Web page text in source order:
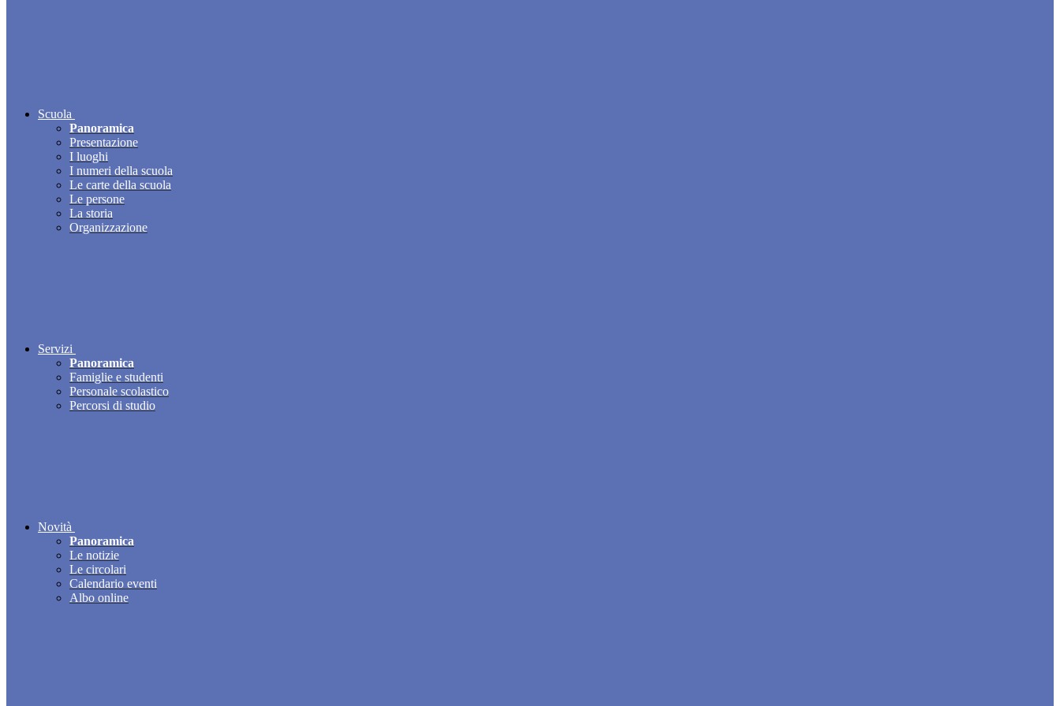
Scuola
Panoramica
Presentazione
I luoghi
I numeri della scuola
Le carte della scuola
Le persone
La storia
Organizzazione
Servizi
Panoramica
Famiglie e studenti
Personale scolastico
Percorsi di studio
Novità
Panoramica
Le notizie
Le circolari
Calendario eventi
Albo online